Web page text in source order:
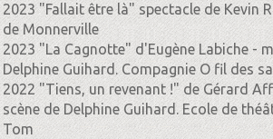
2023 "Fallait être là" spectacle de Kevin
de Monnerville
2023 "La Cagnotte" d'Eugène Labiche -
Delphine Guihard. Compagnie O fil des
2022 "Tiens, un revenant !" de Gérard
scène de Delphine Guihard. Ecole de
Tom